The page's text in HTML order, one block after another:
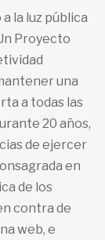
la luz pública
Proyecto
una
a todas las
20 años,
de ejercer
en
de los
contra de
web, e